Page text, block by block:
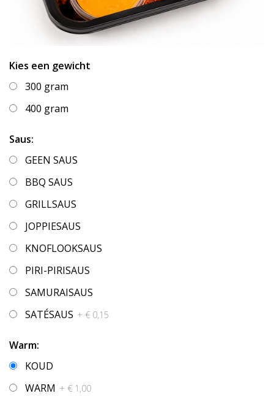
Kies een gewicht
300 gram
400 gram
Saus:
GEEN SAUS
BBQ SAUS
GRILLSAUS
JOPPIESAUS
KNOFLOOKSAUS
PIRI-PIRISAUS
SAMURAISAUS
SATÉSAUS + € 0,15
Warm:
KOUD
WARM + € 1,00